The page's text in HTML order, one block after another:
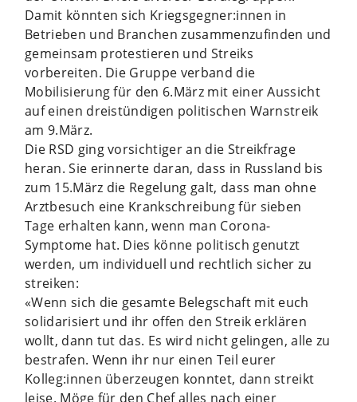
Damit könnten sich Kriegsgegner:innen in
Betrieben und Branchen zusammenzufinden und
gemeinsam protestieren und Streiks
vorbereiten. Die Gruppe verband die
Mobilisierung für den 6.März mit einer Aussicht
auf einen dreistündigen politischen Warnstreik
am 9.März.
Die RSD ging vorsichtiger an die Streikfrage
heran. Sie erinnerte daran, dass in Russland bis
zum 15.März die Regelung galt, dass man ohne
Arztbesuch eine Krankschreibung für sieben
Tage erhalten kann, wenn man Corona-
Symptome hat. Dies könne politisch genutzt
werden, um individuell und rechtlich sicher zu
streiken:
«Wenn sich die gesamte Belegschaft mit euch
solidarisiert und ihr offen den Streik erklären
wollt, dann tut das. Es wird nicht gelingen, alle zu
bestrafen. Wenn ihr nur einen Teil eurer
Kolleg:innen überzeugen konntet, dann streikt
leise. Möge für den Chef alles nach einer